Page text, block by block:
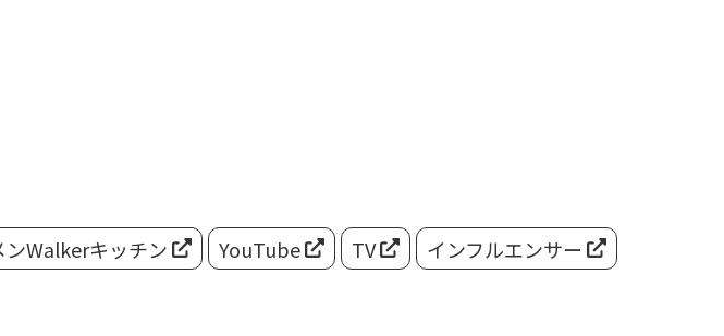
ンWalkerキッチン YouTube TV インフルエンサー